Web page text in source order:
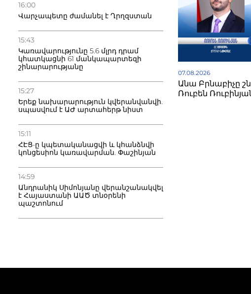
16:00
Վարչապետը ժամանել է Ղրղզստան
15:43
Կառավարությունը 5.6 մլրդ դրամ
կհատկացնի 61 մանկապարտեզի
շինարարությանը
15:27
Երեք նախարարություն կվերանվանվի.
սպասվում է ԱԺ արտահերթ նիստ
15:11
ՀԷՑ-ը կպետականացվի և կհանձնվի
կոնցեսիոն կառավարման. Փաշինյան
14:59
Անդրանիկ Սիմոնյանը վերանշանակվել
է Հայաստանի ԱԱԾ տնօրենի
պաշտոնում
07.08.2026
Անա Բրնաբիչը
Ռուբեն